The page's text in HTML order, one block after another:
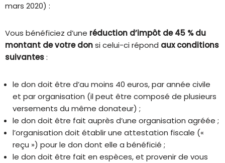
mars 2020) :
Vous bénéficiez d’une réduction d’impôt de 45 % du
montant de votre donsi celui-ci répond aux conditions
suivantes:
le don doit être d’au moins 40 euros, par année civile
et par organisation (il peut être composé de plusieurs
versements du même donateur) ;
le don doit être fait auprès d’une organisation agréée ;
l’organisation doit établir une attestation fiscale («
reçu ») pour le don dont elle a bénéficié ;
le don doit être fait en espèces, et provenir de vous